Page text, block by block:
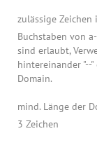
zulässige Zeichen
Buchstaben von
sind erlaubt,
hintereinander "--
Domain.
mind. Länge der
3 Zeichen